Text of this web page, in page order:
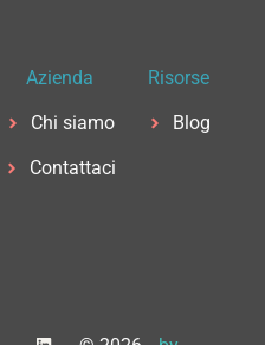
Azienda
Chi siamo
Contattaci
Risorse
Blog
L